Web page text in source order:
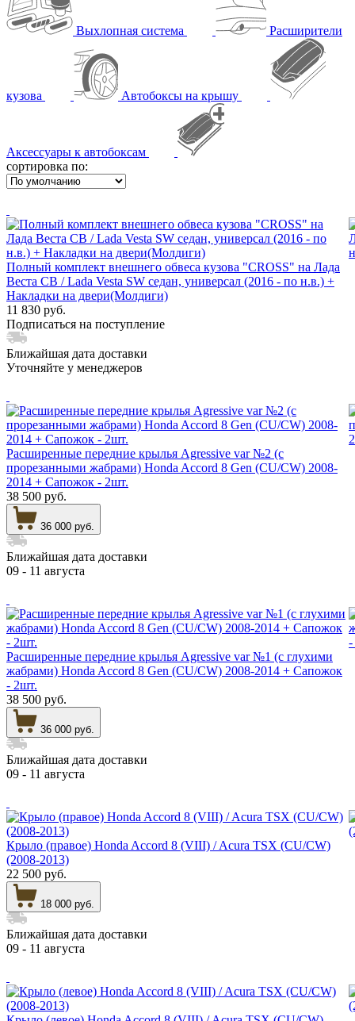
Выхлопная система Расширители
кузова Автобоксы на крышу
Аксессуары к автобоксам
сортировка по:
Полный комплект внешнего обвеса кузова "CROSS" на Лада
Веста СВ / Lada Vesta SW седан, универсал (2016 - по н.в.) +
Накладки на двери(Молдиги)
11 830 руб.
Подписаться на поступление
Ближайшая дата доставки
Уточняйте у менеджеров
Расширенные передние крылья Agressive var №2 (с
прорезанными жабрами) Honda Accord 8 Gen (CU/CW) 2008-
2014 + Сапожок - 2шт.
38 500 руб.
36 000 руб.
Ближайшая дата доставки
09 - 11 августа
Расширенные передние крылья Agressive var №1 (с глухими
жабрами) Honda Accord 8 Gen (CU/CW) 2008-2014 + Сапожок
- 2шт.
38 500 руб.
36 000 руб.
Ближайшая дата доставки
09 - 11 августа
Крыло (правое) Honda Accord 8 (VIII) / Acura TSX (CU/CW)
(2008-2013)
22 500 руб.
18 000 руб.
Ближайшая дата доставки
09 - 11 августа